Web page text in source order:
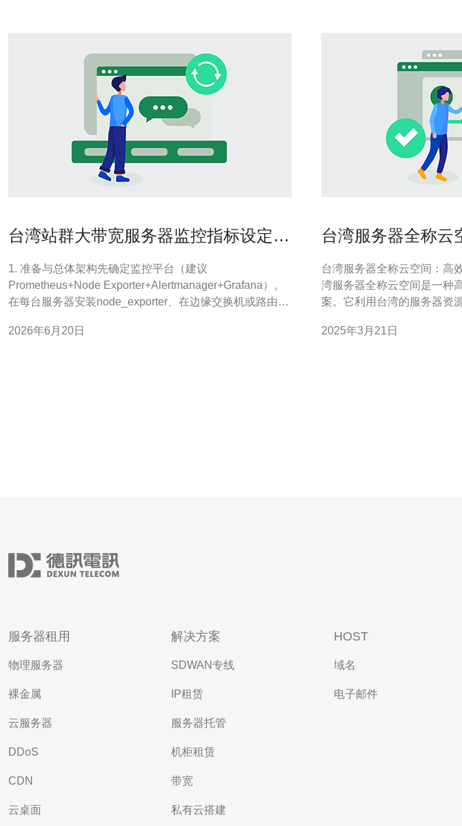
台湾站群大带宽服务器监控指标设定与
1. 准备与总体架构先确定监控平台（建议
Prometheus+Node Exporter+Alertmanager+Grafana）。
在每台服务器安装node_exporter、在边缘交换机或路由器
Grafana做面板，Alertmanager做告警聚合和路由。
2026年6月20日
台湾服务器全称云
台湾服务器全称云空间：高
湾服务器全称云空间是一种
案。它利用台湾的服务器资
可以通过台湾服务器全称云
2025年3月21日
服务器租用
物理服务器
裸金属
云服务器
DDoS
CDN
云桌面
解决方案
SDWAN专线
IP租赁
服务器托管
机柜租赁
带宽
私有云搭建
HOST
域名
电子邮件